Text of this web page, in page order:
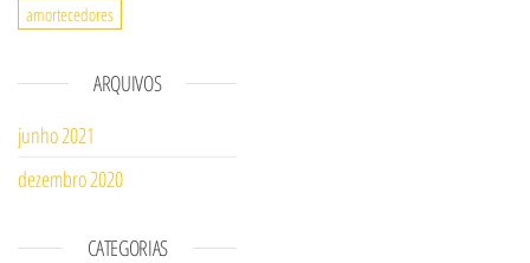
amortecedores
ARQUIVOS
junho 2021
dezembro 2020
CATEGORIAS